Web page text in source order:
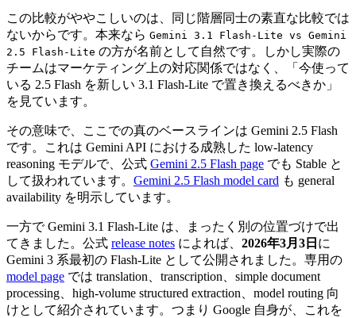
この比較がややこしいのは、同じ階層同士の素直な比較では
ないからです。本来なら Gemini 3.1 Flash-Lite vs Gemini
2.5 Flash-Lite の方が名前として自然です。しかし実際の
チームはマーケティング上の対応関係ではなく、「今使って
いる 2.5 Flash を新しい 3.1 Flash-Lite で置き換えるべきか」
を見ています。
その意味で、ここでの真のベースラインは Gemini 2.5 Flash
です。これは Gemini API における成熟した low-latency
reasoning モデルで、公式 Gemini 2.5 Flash page でも Stable と
して扱われています。 Gemini 2.5 Flash model card も general
availability を明示しています。
一方で Gemini 3.1 Flash-Lite は、まったく別の位置づけで出
てきました。公式 release notes によれば、 2026年3月3日 に
Gemini 3 系最初の Flash-Lite として公開されました。専用の
model page では translation、transcription、simple document
processing、high-volume structured extraction、model routing 向
けとして紹介されています。つまり Google 自身が、これを